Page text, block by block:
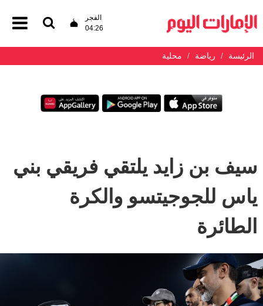
الفجر
04:26
الرئيسة رياضة محلية
سيف بن زايد يلتقي فريقي بني
ياس للجوجيتسو والكرة
الطائرة